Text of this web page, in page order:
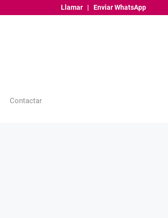
Llamar | Enviar WhatsApp
Contactar